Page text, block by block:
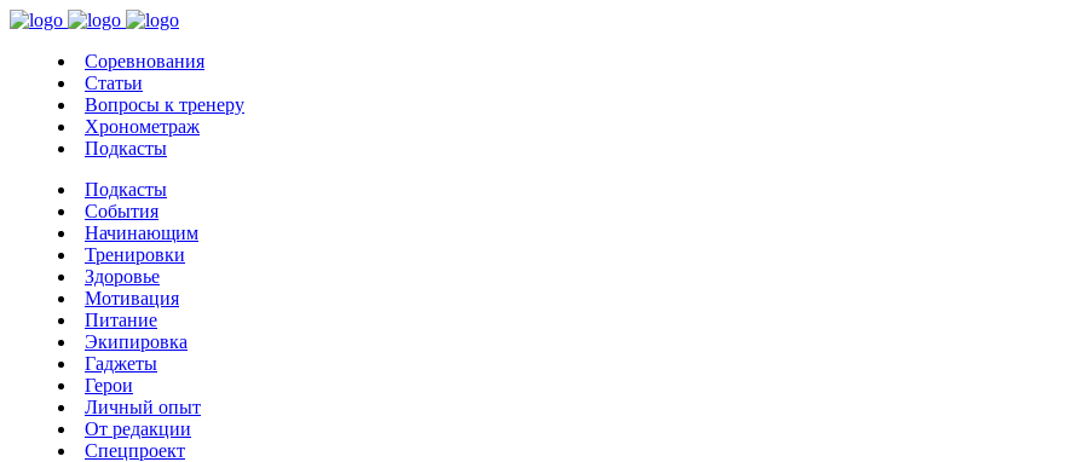
Соревнования
Статьи
Вопросы к тренеру
Хронометраж
Подкасты
Подкасты
События
Начинающим
Тренировки
Здоровье
Мотивация
Питание
Экипировка
Гаджеты
Герои
Личный опыт
От редакции
Спецпроект